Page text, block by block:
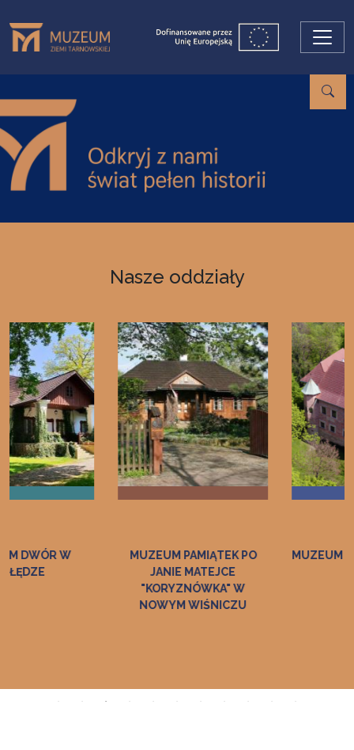
Nasze oddziały
MUZEUM PAMIĄTEK PO
"KORYZNÓWKA" W
NOWYM WIŚNICZU
MUZEUM ZAMEK W DĘBNIE